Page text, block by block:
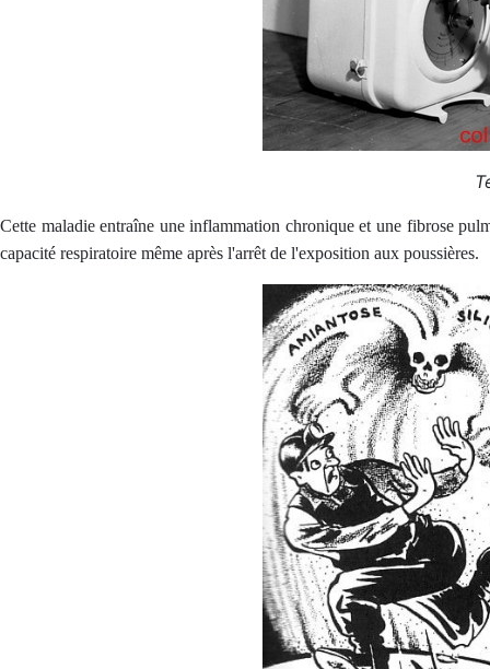
Cette maladie entraîne une inflammation chronique et une fibrose
capacité respiratoire même après l'arrêt de l'exposition aux poussières.